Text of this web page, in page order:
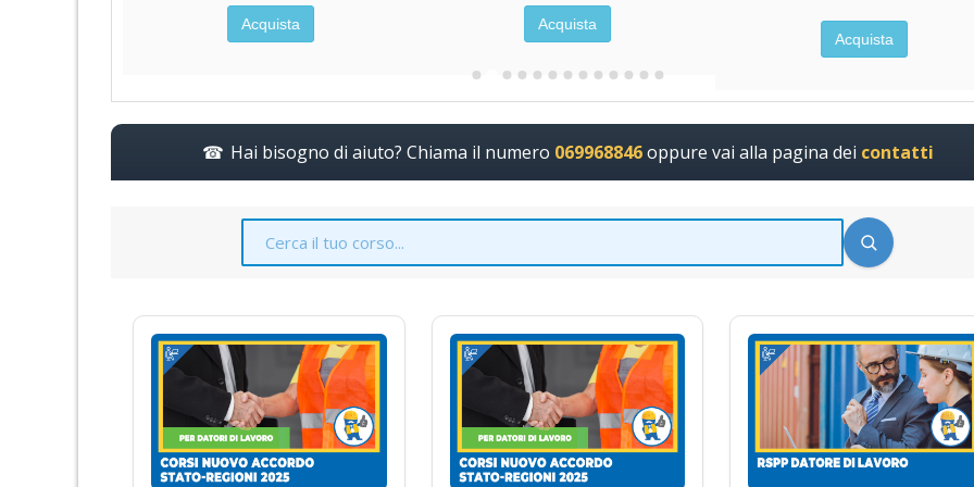
Acquista Acquista
Acquista
Hai bisogno di aiuto? Chiama il numero 069968846oppure vai alla pagina dei contatti